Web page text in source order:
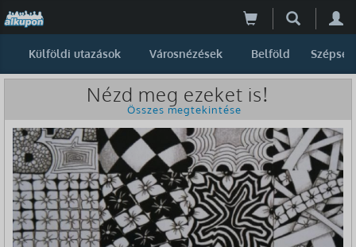
Külföldi utazások Városnézések Belföld Szépség
Nézd meg ezeket is!
Összes megtekintése
-30%